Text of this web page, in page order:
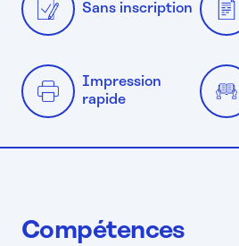
Sans inscription
Impression
rapide
Compétences